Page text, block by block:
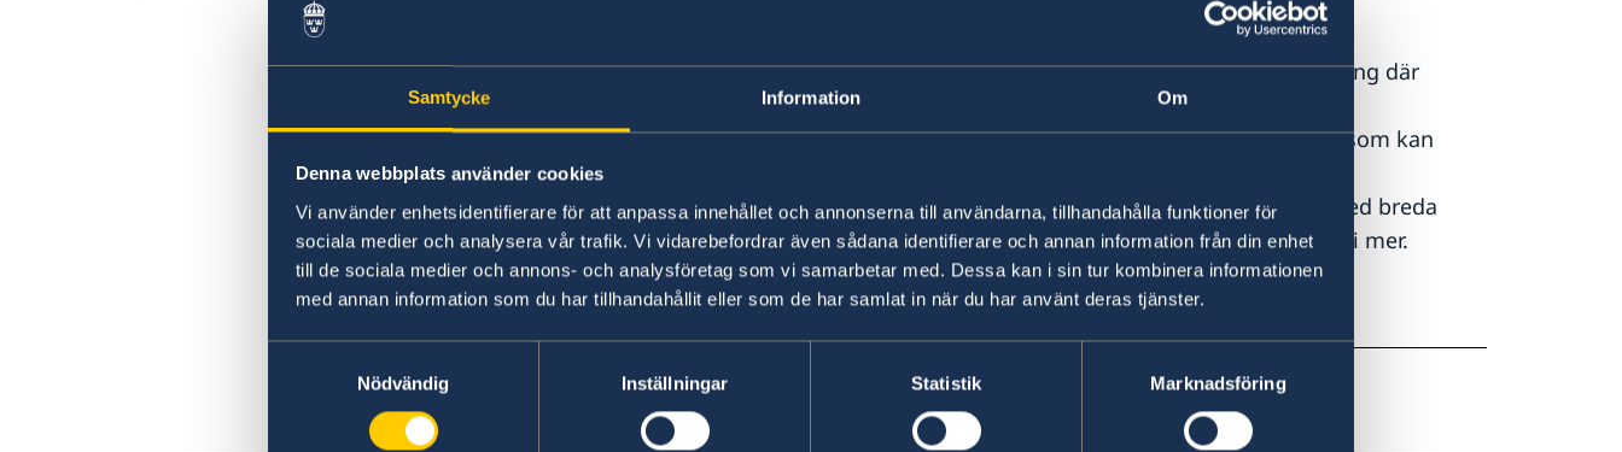
Samtycke Information Om
Denna webbplats använder cookies
Vi använder enhetsidentifierare för att anpassa innehållet och annonserna till användarna, tillhandahålla funktioner för
sociala medier och analysera vår trafik. Vi vidarebefordrar även sådana identifierare och annan information från din enhet
till de sociala medier och annons- och analysföretag som vi samarbetar med. Dessa kan i sin tur kombinera informationen
med annan information som du har tillhandahållit eller som de har samlat in när du har använt deras tjänster.
Nödvändig
Inställningar Statistik Marknadsföring
, SEK och andra aktörer
Förstå lokala förutsättningar, träffa rätt personer och delta i evenemang där
svenska företag syns.
Många ambassader och konsulat har fina och representativa lokaler som kan
Som del i uppdraget att stärka Sverigebilden utomlands arbetar vi med breda
projekt som ofta inkluderar svenska företag – hör av dig så berättar vi mer.
Länk till Business Sweden Ukraine
.
Senast uppdaterad 15 dec. 2025, 11.46